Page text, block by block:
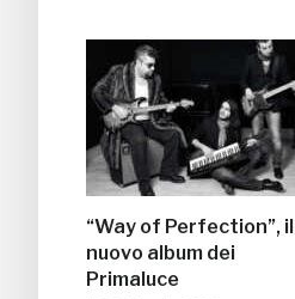
“Way of Perfection”, il
nuovo album dei
Primaluce